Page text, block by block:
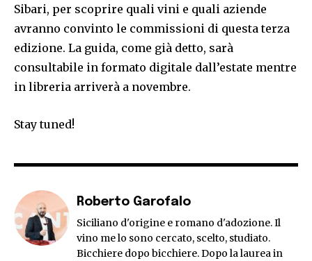
Sibari, per scoprire quali vini e quali aziende
avranno convinto le commissioni di questa terza
edizione. La guida, come già detto, sarà
consultabile in formato digitale dall’estate mentre
in libreria arriverà a novembre.
Stay tuned!
Roberto Garofalo
Siciliano d'origine e romano d'adozione. Il
vino me lo sono cercato, scelto, studiato.
Bicchiere dopo bicchiere. Dopo la laurea in